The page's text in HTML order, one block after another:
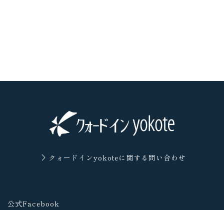
クォードインyokoteに 関する問い合わせ
公式Facebook